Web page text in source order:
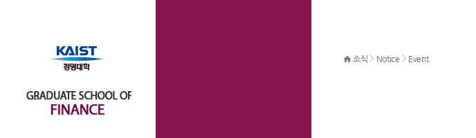
소식 > Notice > Event